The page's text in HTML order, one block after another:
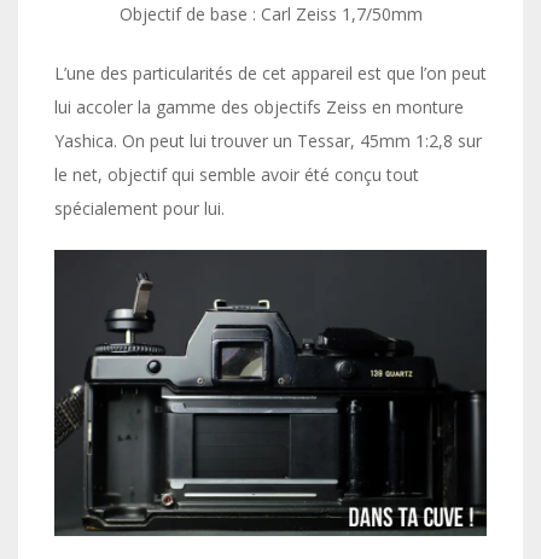
Objectif de base : Carl Zeiss 1,7/50mm
L’une des particularités de cet appareil est que l’on peut
lui accoler la gamme des objectifs Zeiss en monture
Yashica. On peut lui trouver un Tessar, 45mm 1:2,8 sur
le net, objectif qui semble avoir été conçu tout
spécialement pour lui.